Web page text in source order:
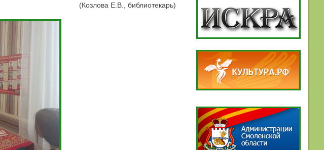
(Козлова Е.В., библиотекарь)